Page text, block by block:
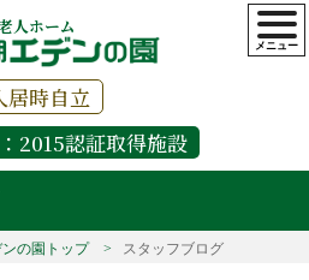
人ホーム
居時自立
2015認証取得施設
の園トップ スタッフブログ